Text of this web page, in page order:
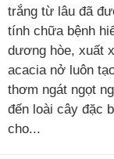
trắng từ lâu đã
tính chữa bệnh
dương hòe, xuất
acacia nở luôn
thơm ngát ngọt
đến loài cây đặc
cho...